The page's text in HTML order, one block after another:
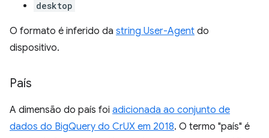
desktop
O formato é inferido da string User-Agent do
dispositivo.
País
A dimensão do país foi adicionada ao conjunto de
dados do BigQuery do CrUX em 2018. O termo "país" é